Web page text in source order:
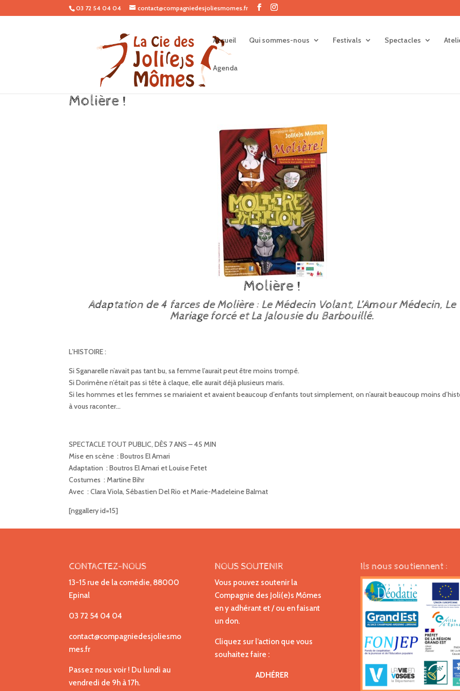
03 72 54 04 04 contact@compagniedesjoliesmomes.fr
Accueil Qui sommes-nous Festivals Spectacles
Agenda
Molière !
Molière !
Adaptation de 4 farces de Molière : Le Médecin Volant, L’Amour Médecin, Le
Mariage forcé et La Jalousie du Barbouillé.
L’HISTOIRE :
Si Sganarelle n’avait pas tant bu, sa femme l’aurait peut être moins trompé.
Si Dorimène n’était pas si tête à claque, elle aurait déjà plusieurs maris.
Si les hommes et les femmes se mariaient et avaient beaucoup d’enfants tout simplement, on n’aurait beaucoup moins
à vous raconter…
SPECTACLE TOUT PUBLIC, DÈS 7 ANS – 45 MIN
Mise en scène : Boutros El Amari
Adaptation : Boutros El Amari et Louise Fetet
Costumes : Martine Bihr
Avec : Clara Viola, Sébastien Del Rio et Marie-Madeleine Balmat
[nggallery id=15]
CONTACTEZ-NOUS
13-15 rue de la comédie, 88000
Epinal
03 72 54 04 04
contact@compagniedesjoliesmo
mes.fr
Passez nous voir ! Du lundi au
vendredi de 9h à 17h.
NOUS SOUTENIR
Vous pouvez soutenir la
Compagnie des Joli(e)s Mômes
en y adhérant et / ou en faisant
un don.
Cliquez sur l’action que vous
souhaitez faire :
ADHÉRER
Ils nous soutiennent :